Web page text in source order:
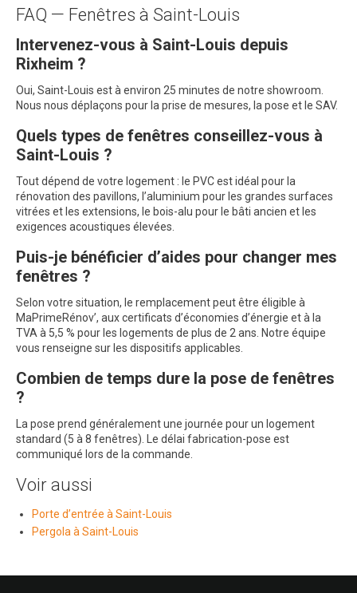
FAQ — Fenêtres à Saint-Louis
Intervenez-vous à Saint-Louis depuis
Rixheim ?
Oui, Saint-Louis est à environ 25 minutes de notre showroom.
Nous nous déplaçons pour la prise de mesures, la pose et le SAV.
Quels types de fenêtres conseillez-vous à
Saint-Louis ?
Tout dépend de votre logement : le PVC est idéal pour la
rénovation des pavillons, l’aluminium pour les grandes surfaces
vitrées et les extensions, le bois-alu pour le bâti ancien et les
exigences acoustiques élevées.
Puis-je bénéficier d’aides pour changer mes
fenêtres ?
Selon votre situation, le remplacement peut être éligible à
MaPrimeRénov’, aux certificats d’économies d’énergie et à la
TVA à 5,5 % pour les logements de plus de 2 ans. Notre équipe
vous renseigne sur les dispositifs applicables.
Combien de temps dure la pose de fenêtres
?
La pose prend généralement une journée pour un logement
standard (5 à 8 fenêtres). Le délai fabrication-pose est
communiqué lors de la commande.
Voir aussi
Porte d’entrée à Saint-Louis
Pergola à Saint-Louis